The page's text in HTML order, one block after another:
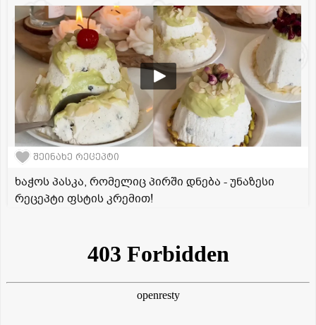
შეინახე რეცეპტი
ხაჭოს პასკა, რომელიც პირში დნება - უნაზესი
რეცეპტი ფსტის კრემით!